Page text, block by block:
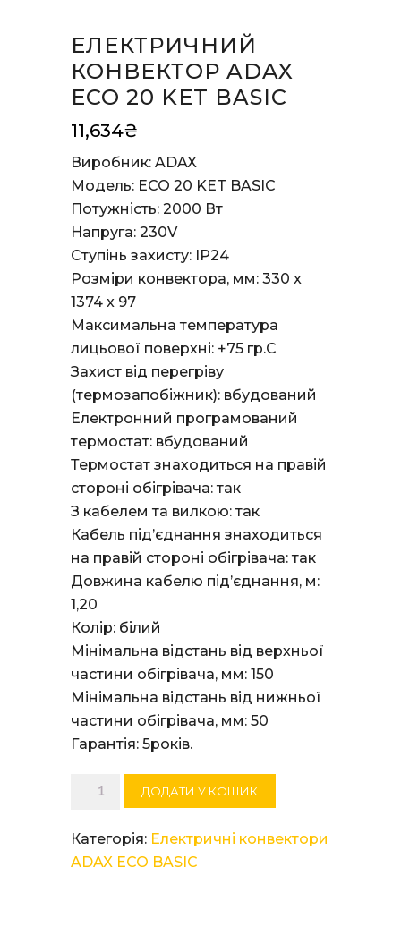
ЕЛЕКТРИЧНИЙ
КОНВЕКТОР ADAX
ECO 20 KET BASIC
11,634₴
Виробник: ADAX
Модель: ECO 20 KET BASIC
Потужність: 2000 Вт
Напруга: 230V
Ступінь захисту: IP24
Розміри конвектора, мм: 330 x
1374 x 97
Максимальна температура
лицьової поверхні: +75 гр.С
Захист від перегріву
(термозапобіжник): вбудований
Електронний програмований
термостат: вбудований
Термостат знаходиться на правій
стороні обігрівача: так
З кабелем та вилкою: так
Кабель під’єднання знаходиться
на правій стороні обігрівача: так
Довжина кабелю під’єднання, м:
1,20
Колір: білий
Мінімальна відстань від верхньої
частини обігрівача, мм: 150
Мінімальна відстань від нижньої
частини обігрівача, мм: 50
Гарантія: 5років.
Електричний
конвектор
ADAX
ECO
ДОДАТИ У КОШИК
Категорія: Електричні конвектори
ADAX ECO BASIC